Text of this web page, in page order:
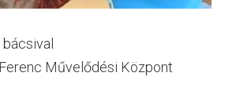
Művelődési Központ